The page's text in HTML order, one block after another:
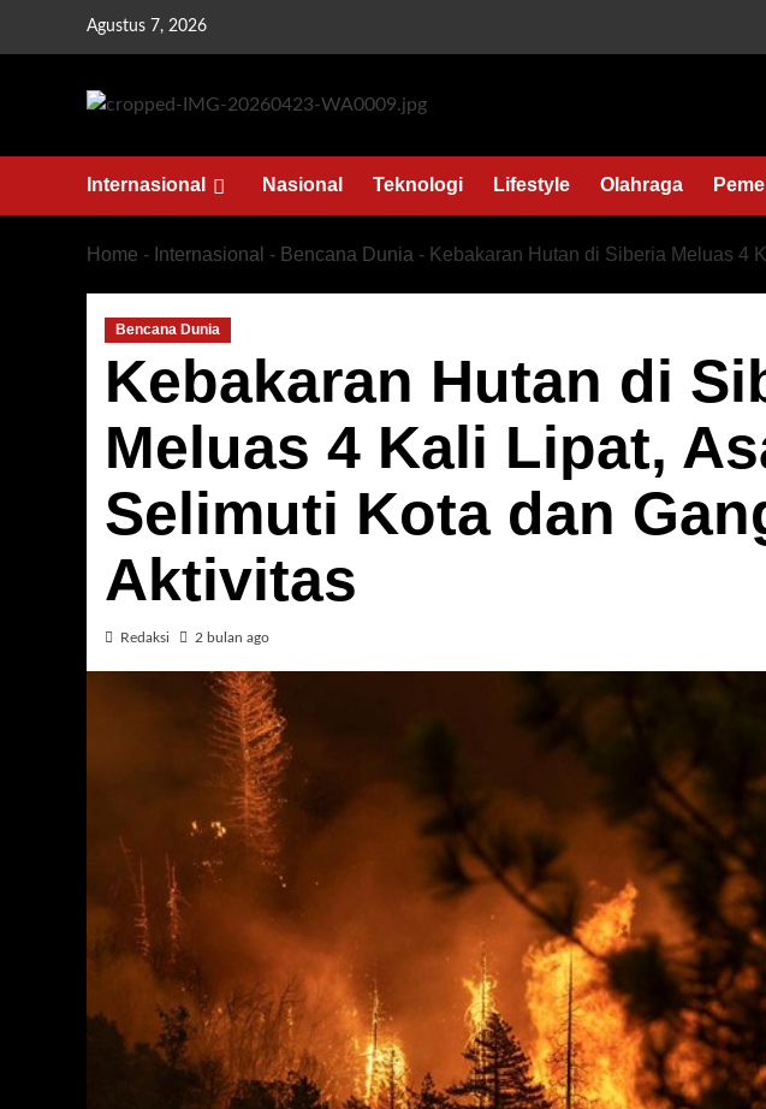
Agustus 7, 2026
Internasional Nasional Teknologi Lifestyle Olahraga
Home - Internasional - Bencana Dunia - Kebakaran Hutan di Siberia Meluas 4
Bencana Dunia
Kebakaran Hutan di
Meluas 4 Kali Lipat,
Selimuti Kota dan
Aktivitas
Redaksi 2 bulan ago